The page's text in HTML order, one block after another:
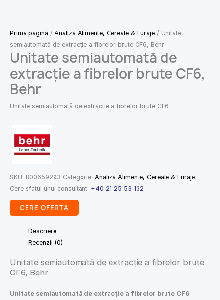
Prima pagină / Analiza Alimente, Cereale & Furaje / Unitate
semiautomată de extracție a fibrelor brute CF6, Behr
Unitate semiautomată de
extracție a fibrelor brute CF6,
Behr
Unitate semiautomată de extracție a fibrelor brute CF6
SKU: B00659293 Categorie: Analiza Alimente, Cereale & Furaje
Cere sfatul unui consultant: +40 21 25 53 132
CERE OFERTA
Descriere
Recenzii (0)
Unitate semiautomată de extracție a fibrelor brute
CF6, Behr
Unitate semiautomată de extracție a fibrelor brute CF6